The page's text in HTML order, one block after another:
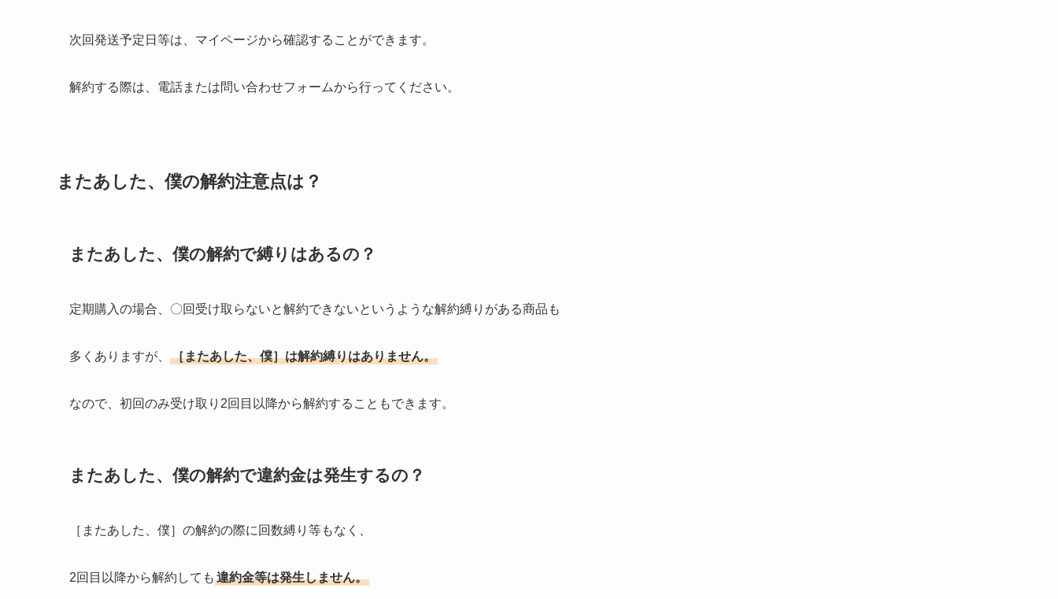
次回発送予定日等は、マイページから確認することができます。
解約する際は、電話または問い合わせフォームから行ってください。
またあした、僕の解約注意点は？
またあした、僕の解約で縛りはあるの？
定期購入の場合、〇回受け取らないと解約できないというような解約縛りがある商品も
多くありますが、 ［またあした、僕］は解約縛りはありません。
なので、初回のみ受け取り2回目以降から解約することもできます。
またあした、僕の解約で違約金は発生するの？
［またあした、僕］の解約の際に回数縛り等もなく、
2回目以降から解約しても 違約金等は発生しません。